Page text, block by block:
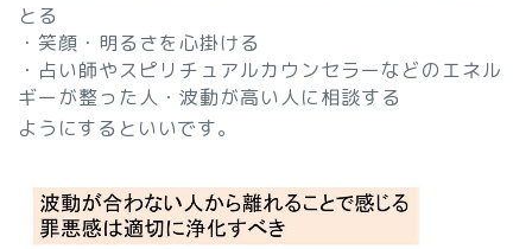
とる
・笑顔・明るさを心掛ける
・占い師やスピリチュアルカウンセラーなどのエネル
ギーが整った人・波動が高い人に相談する
ようにするといいです。